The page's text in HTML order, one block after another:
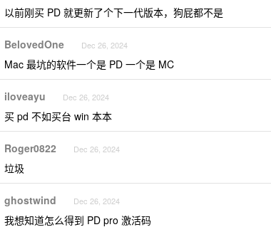
以前刚买 PD 就更新了个下一代版本，狗屁都不是
BelovedOne Dec 26, 2024
Mac 最坑的软件一个是 PD 一个是 MC
iloveayu Dec 26, 2024
买 pd 不如买台 win 本本
Roger0822 Dec 26, 2024
垃圾
ghostwind Dec 26, 2024
我想知道怎么得到 PD pro 激活码